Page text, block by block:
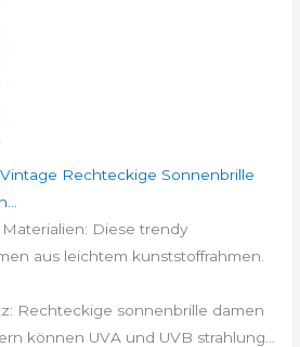
Rechteckige Sonnenbrille
Diese trendy
aus leichtem kunststoffrahmen.
Rechteckige sonnenbrille damen
können UVA und UVB strahlung...